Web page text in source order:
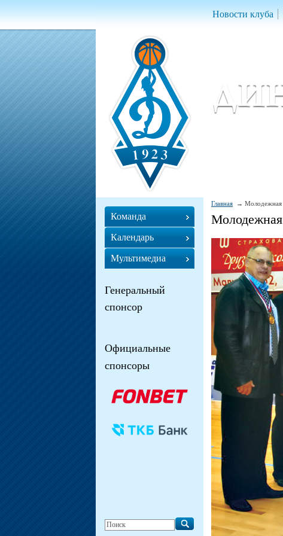
Новости клуба
Главная Молодежная
Молодежная
Команда
Календарь
Мультимедиа
Генеральный
спонсор
Официальные
спонсоры